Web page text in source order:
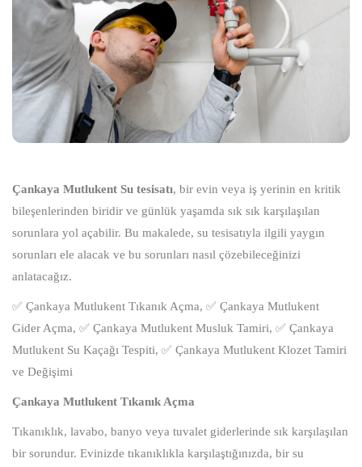
Çankaya Mutlukent Su tesisatı, bir evin veya iş yerinin en kritik
bileşenlerinden biridir ve günlük yaşamda sık sık karşılaşılan
sorunlara yol açabilir. Bu makalede, su tesisatıyla ilgili yaygın
sorunları ele alacak ve bu sorunları nasıl çözebileceğinizi
anlatacağız.
✅ Çankaya Mutlukent Tıkanık Açma, ✅ Çankaya Mutlukent
Gider Açma, ✅ Çankaya Mutlukent Musluk Tamiri, ✅ Çankaya
Mutlukent Su Kaçağı Tespiti, ✅ Çankaya Mutlukent Klozet Tamiri
ve Değişimi
Çankaya Mutlukent Tıkanık Açma
Tıkanıklık, lavabo, banyo veya tuvalet giderlerinde sık karşılaşılan
bir sorundur. Evinizde tıkanıklıkla karşılaştığınızda, bir su